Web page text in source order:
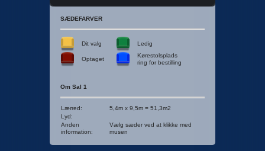
SÆDEFARVER
Dit valg Ledig
Optaget
Kørestolsplads
ring for bestilling
Om Sal 1
Lærred:
5,4m x 9,5m = 51,3m2
Lyd:
Anden
information:
Vælg sæder ved at klikke med
musen